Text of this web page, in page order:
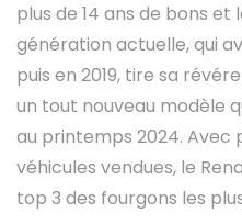
Fourgons Camionnettes
plus de 14 ans de bons et
génération actuelle, qui
puis en 2019, tire sa
un tout nouveau modèle
au printemps 2024. Avec
véhicules vendues, le
top 3 des fourgons les